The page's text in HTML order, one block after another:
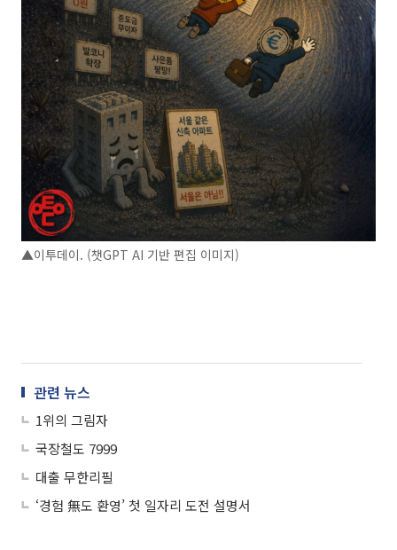
▲이투데이. (챗GPT AI 기반 편집 이미지)
관련 뉴스
1위의 그림자
국장철도 7999
대출 무한리필
‘경험 無도 환영’ 첫 일자리 도전 설명서